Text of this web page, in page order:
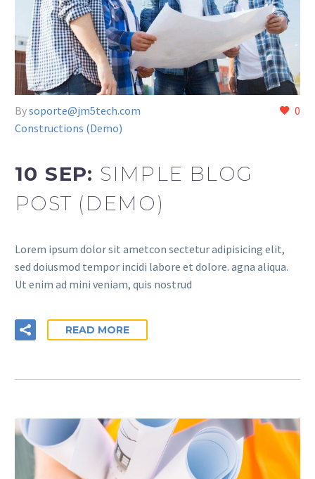
0
Bysoporte@jm5tech.com
Constructions (Demo)
10 SEP: SIMPLE BLOG
POST (DEMO)
Lorem ipsum dolor sit ametcon sectetur adipisicing elit,
sed doiusmod tempor incidi labore et dolore. agna aliqua.
Ut enim ad mini veniam, quis nostrud
READ MORE